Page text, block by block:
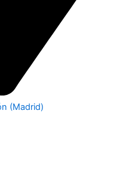
(Madrid)